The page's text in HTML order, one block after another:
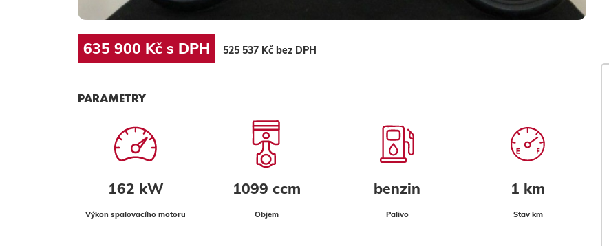
635 900 Kč s DPH 525 537 Kč bez DPH
PARAMETRY
162 kW
Výkon spalovacího motoru
1099 ccm
Objem
benzin
Palivo
1 km
Stav km